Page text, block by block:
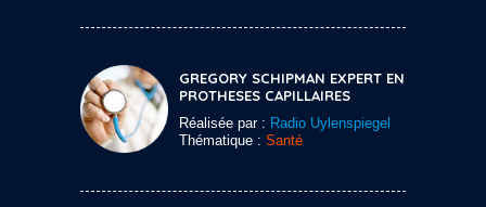
GREGORY SCHIPMAN EXPERT EN
PROTHESES CAPILLAIRES
Réalisée par : Radio Uylenspiegel
Thématique : Santé